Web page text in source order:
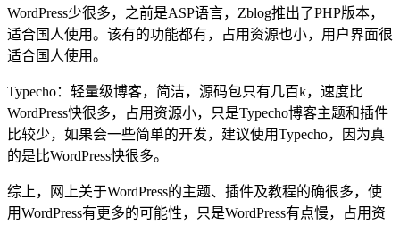
WordPress少很多，之前是ASP语言，Zblog推出了PHP版本，
适合国人使用。该有的功能都有，占用资源也小，用户界面很
适合国人使用。
Typecho：轻量级博客，简洁，源码包只有几百k，速度比
WordPress快很多，占用资源小，只是Typecho博客主题和插件
比较少，如果会一些简单的开发，建议使用Typecho，因为真
的是比WordPress快很多。
综上，网上关于WordPress的主题、插件及教程的确很多，使
用WordPress有更多的可能性，只是WordPress有点慢，占用资